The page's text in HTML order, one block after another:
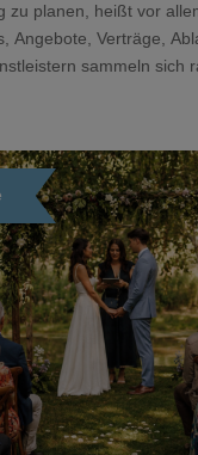
zu planen, heißt vor
Angebote, Verträge,
sammeln sich
Wer schon einmal
hat, kennt das mulmige